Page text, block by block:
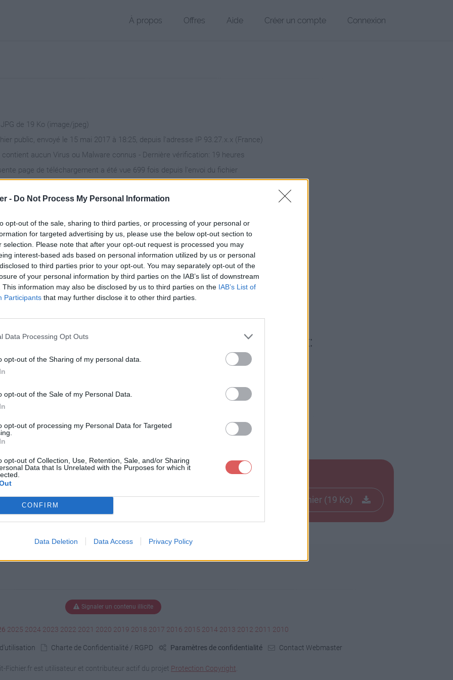
- Do Not Process My Personal Information
opt-out of the sale, sharing to third parties, or processing of your personal or
for targeted advertising by us, please use the below opt-out section to
selection. Please note that after your opt-out request is processed you may
interest-based ads based on personal information utilized by us or personal
to third parties prior to your opt-out. You may separately opt-out of the
of your personal information by third parties on the IAB’s list of downstream
This information may also be disclosed by us to third parties on the IAB’s List of
Participants that may further disclose it to other third parties.
Data Processing Opt Outs
opt-out of the Sharing of my personal data.
opt-out of the Sale of my Personal Data.
opt-out of processing my Personal Data for Targeted
opt-out of Collection, Use, Retention, Sale, and/or Sharing
Data that Is Unrelated with the Purposes for which it
CONFIRM
Data Deletion Data Access Privacy Policy
À propos Offres Aide Créer un compte Connexion
de 19 Ko (image/jpeg)
public, envoyé le 15 mai 2017 à 18:25, depuis l'adresse IP 93.27.x.x (France)
contient aucun Virus ou Malware connus - Dernière vérification: 19 heures
page de téléchargement a été vue 699 fois depuis l'envoi du fichier
sur le Web et les réseaux sociaux:
gauche_X3.jpg
Télécharger le fichier (19 Ko)
Signaler un contenu illicite
2025 2024 2023 2022 2021 2020 2019 2018 2017 2016 2015 2014 2013 2012 2011 2010
Charte de Confidentialité / RGPD Paramètres de confidentialité Contact Webmaster
Fichier.fr est utilisateur et contributeur actif du projet Protection Copyright